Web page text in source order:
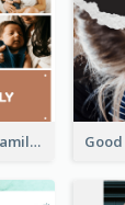
Life Is Beautiful With Family Photo Book